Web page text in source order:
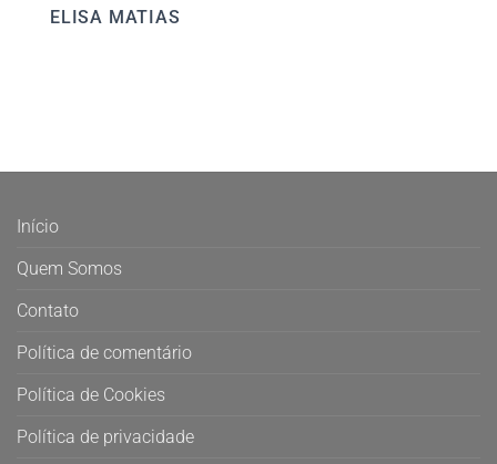
ELISA MATIAS
Início
Quem Somos
Contato
Política de comentário
Política de Cookies
Política de privacidade